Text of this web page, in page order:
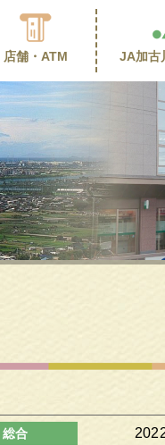
店舗・ ATM JA加古